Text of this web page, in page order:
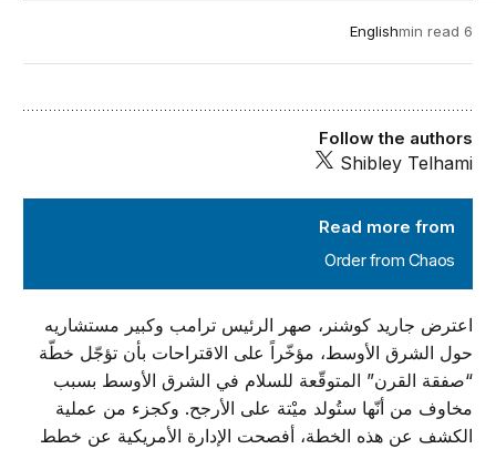
6 min read
English
Read more from
Order from Chaos
Follow the authors
Shibley Telhami
اعترض جاريد كوشنر، صهر الرئيس ترامب وكبير مستشاريه
حول الشرق الأوسط، مؤخّراً على الاقتراحات بأن تؤجّل خطّة
“صفقة القرن” المتوقّعة للسلام في الشرق الأوسط بسبب
مخاوف من أنّها ستُولد ميْتة على الأرجح. وكجزء من عملية
الكشف عن هذه الخطة، أفصحت الإدارة الأمريكية عن خطط